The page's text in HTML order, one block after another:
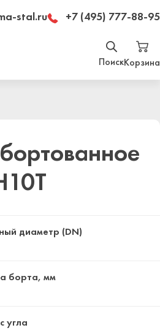
stal.ru +7 (495) 777-88-95
ПоискКорзина
диаметр (DN)
борта, мм
угла